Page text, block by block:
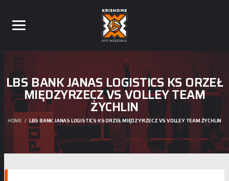
LBS BANK JANAS LOGISTICS KS ORZEŁ
MIĘDZYRZECZ VS VOLLEY TEAM
ŻYCHLIN
HOME LBS BANK JANAS LOGISTICS KS ORZEŁ MIĘDZYRZECZ VS VOLLEY TEAM ŻYCHLIN